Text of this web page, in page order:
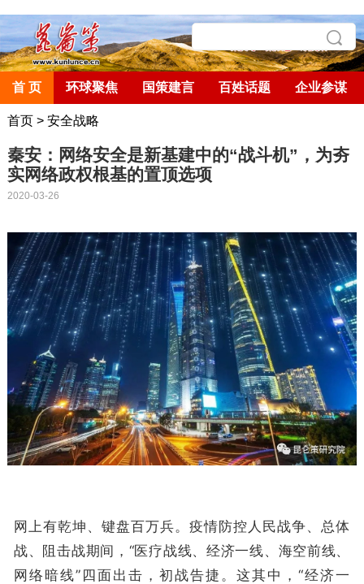
首 页 环球聚焦 国策建言 百姓话题 企业参谋
首页> 安全战略
秦安：网络安全是新基建中的“战斗机”，为夯
实网络政权根基的置顶选项
2020-03-26
网上有乾坤、键盘百万兵。疫情防控人民战争、总体
战、阻击战期间，“医疗战线、经济一线、海空前线、
网络暗线”四面出击，初战告捷。这其中，“经济一